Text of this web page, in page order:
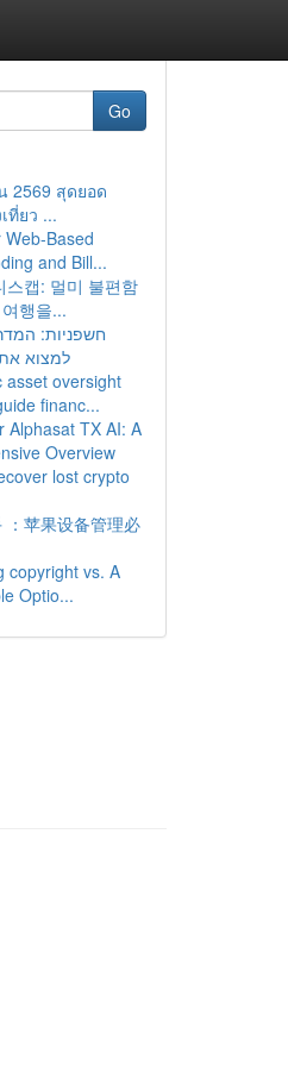
Go
2569 สุดยอด
ที่ยว ...
Web-Based
and Bill...
스캡: 멀미 불편함
행을...
חשפניות:
למצוא
asset oversight
financ...
Alphasat TX AI: A
Overview
lost crypto
：苹果设备管理必
copyright vs. A
Optio...